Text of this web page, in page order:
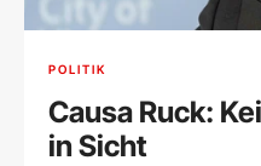
POLITIK
Causa Ruck:
in Sicht